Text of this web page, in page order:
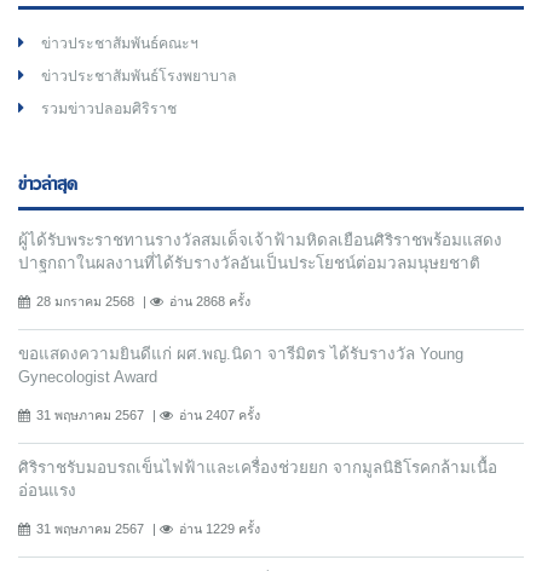
ข่าวประชาสัมพันธ์คณะฯ
ข่าวประชาสัมพันธ์โรงพยาบาล
รวมข่าวปลอมศิริราช
ข่าวล่าสุด
ผู้ได้รับพระราชทานรางวัลสมเด็จเจ้าฟ้ามหิดลเยือนศิริราชพร้อมแสดง
ปาฐกถาในผลงานที่ได้รับรางวัลอันเป็นประโยชน์ต่อมวลมนุษยชาติ
28 มกราคม 2568 อ่าน 2868 ครั้ง
ขอแสดงความยินดีแก่ ผศ.พญ.นิดา จารีมิตร ได้รับรางวัล Young
Gynecologist Award
31 พฤษภาคม 2567 อ่าน 2407 ครั้ง
ศิริราชรับมอบรถเข็นไฟฟ้าและเครื่องช่วยยก จากมูลนิธิโรคกล้ามเนื้อ
อ่อนแรง
31 พฤษภาคม 2567 อ่าน 1229 ครั้ง